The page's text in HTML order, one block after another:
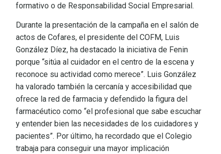
formativo o de Responsabilidad Social Empresarial.
Durante la presentación de la campaña en el salón de
actos de Cofares, el presidente del COFM, Luis
González Díez, ha destacado la iniciativa de Fenin
porque “sitúa al cuidador en el centro de la escena y
reconoce su actividad como merece”. Luis González
ha valorado también la cercanía y accesibilidad que
ofrece la red de farmacia y defendido la figura del
farmacéutico como “el profesional que sabe escuchar
y entender bien las necesidades de los cuidadores y
pacientes”. Por último, ha recordado que el Colegio
trabaja para conseguir una mayor implicación